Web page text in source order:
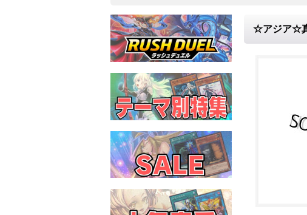
☆アジア☆真